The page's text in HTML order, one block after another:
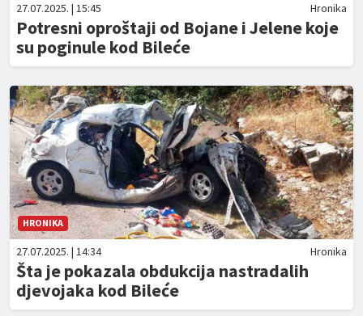
27.07.2025. | 15:45 Hronika
Potresni oproštaji od Bojane i Jelene koje
su poginule kod Bileće
HRONIKA
27.07.2025. | 14:34 Hronika
Šta je pokazala obdukcija nastradalih
djevojaka kod Bileće